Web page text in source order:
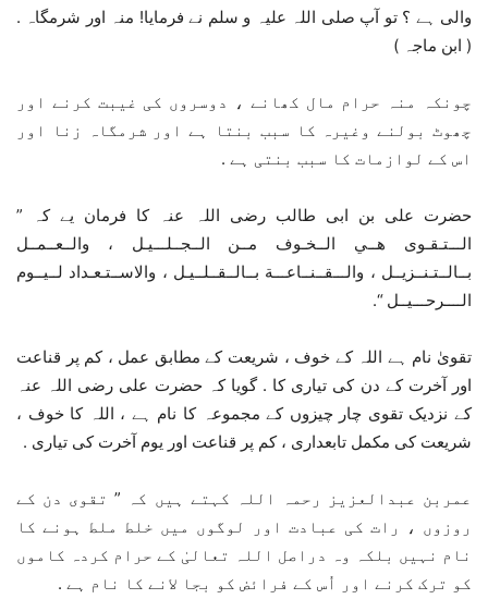
والی ہے ؟ تو آپ صلی اللہ علیہ و سلم نے فرمایا! منہ اور شرمگاہ .
( ابن ماجہ )
چونکہ منہ حرام مال کھانے ، دوسروں کی غیبت کرنے اور
چھوٹ بولنے وغیرہ کا سبب بنتا ہے اور شرمگاہ زنا اور
اس کے لوازمات کا سبب بنتی ہے .
حضرت علی بن ابی طالب رضی اللہ عنہ کا فرمان یے کہ ”
الـــتـقـوى هــي الــخـوف مــن الــجــلـــيـل ، والــعــمــل
بــالــتـنــزيــل ، والـــقــنــاعـــة بــالــقــلــيـل ، والاســتـعـداد لــيــوم
الــــرحـــيــل “.
تقویٰ نام ہے اللہ کے خوف ، شریعت کے مطابق عمل ، کم پر قناعت
اور آخرت کے دن کی تیاری کا . گویا کہ حضرت علی رضی اللہ عنہ
کے نزدیک تقوی چار چیزوں کے مجموعہ کا نام ہے ، اللہ کا خوف ،
شریعت کی مکمل تابعداری ، کم پر قناعت اور یوم آخرت کی تیاری .
عمربن عبدالعزیز رحمہ اللہ کہتے ہیں کہ ” تقوی دن کے
روزوں ، رات کی عبادت اور لوگوں میں خلط ملط ہونے کا
نام نہیں بلکہ وہ دراصل اللہ تعالیٰ کے حرام کردہ کاموں
کو ترک کرنے اور اُس کے فرائض کو بجا لانے کا نام ہے .